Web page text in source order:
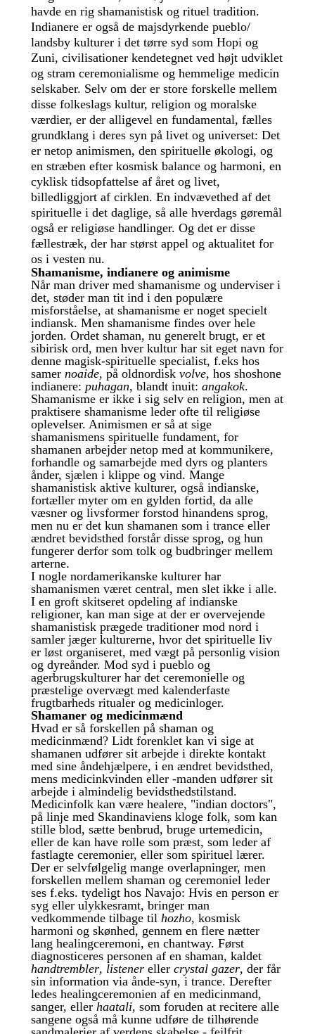
havde en rig shamanistisk og rituel tradition.
Indianere er også de majsdyrkende pueblo/
landsby kulturer i det tørre syd som Hopi og
Zuni, civilisationer kendetegnet ved højt udviklet
og stram ceremonialisme og hemmelige medicin
selskaber. Selv om der er store forskelle mellem
disse folkeslags kultur, religion og moralske
værdier, er der alligevel en fundamental, fælles
grundklang i deres syn på livet og universet: Det
er netop animismen, den spirituelle økologi, og
en stræben efter kosmisk balance og harmoni, en
cyklisk tidsopfattelse af året og livet,
billedliggjort af cirklen. En indvævethed af det
spirituelle i det daglige, så alle hverdags gøremål
også er religiøse handlinger. Og det er disse
fællestræk, der har størst appel og aktualitet for
os i vesten nu.
Shamanisme, indianere og animisme
Når man driver med shamanisme og underviser i
det, støder man tit ind i den populære
misforståelse, at shamanisme er noget specielt
indiansk. Men shamanisme findes over hele
jorden. Ordet shaman, nu generelt brugt, er et
sibirisk ord, men hver kultur har sit eget navn for
denne magisk-spirituelle specialist, f.eks hos
samer noaide, på oldnordisk volve, hos shoshone
indianere: puhagan, blandt inuit: angakok.
Shamanisme er ikke i sig selv en religion, men at
praktisere shamanisme leder ofte til religiøse
oplevelser. Animismen er så at sige
shamanismens spirituelle fundament, for
shamanen arbejder netop med at kommunikere,
forhandle og samarbejde med dyrs og planters
ånder, sjælen i klippe og vind. Mange
shamanistisk aktive kulturer, også indianske,
fortæller myter om en gylden fortid, da alle
væsner og livsformer forstod hinandens sprog,
men nu er det kun shamanen som i trance eller
ændret bevidsthed forstår disse sprog, og hun
fungerer derfor som tolk og budbringer mellem
arterne.
I nogle nordamerikanske kulturer har
shamanismen været central, men slet ikke i alle.
I en groft skitseret opdeling af indianske
religioner, kan man sige at der er overvejende
shamanistisk prægede traditioner mod nord i
samler jæger kulturerne, hvor det spirituelle liv
er løst organiseret, med vægt på personlig vision
og dyreånder. Mod syd i pueblo og
agerbrugskulturer har det ceremonielle og
præstelige overvægt med kalenderfaste
frugtbarheds ritualer og medicinloger.
Shamaner og medicinmænd
Hvad er så forskellen på shaman og
medicinmænd? Lidt forenklet kan vi sige at
shamanen udfører sit arbejde i direkte kontakt
med sine åndehjælpere, i en ændret bevidsthed,
mens medicinkvinden eller -manden udfører sit
arbejde i almindelig bevidsthedstilstand.
Medicinfolk kan være healere, "indian doctors",
på linje med Skandinaviens kloge folk, som kan
stille blod, sætte benbrud, bruge urtemedicin,
eller de kan have rolle som præst, som leder af
fastlagte ceremonier, eller som spirituel lærer.
Der er selvfølgelig mange overlapninger, men
forskellen mellem shaman og ceremoniel leder
ses f.eks. tydeligt hos Navajo: Hvis en person er
syg eller ulykkesramt, bringer man
vedkommende tilbage til hozho, kosmisk
harmoni og skønhed, gennem en flere nætter
lang healingceremoni, en chantway. Først
diagnosticeres personen af en shaman, kaldet
handtrembler, listener eller crystal gazer, der får
sin information via ånde-syn, i trance. Derefter
ledes healingceremonien af en medicinmand,
sanger, eller haatali, som foruden at recitere alle
sangene også må kunne udføre de tilhørende